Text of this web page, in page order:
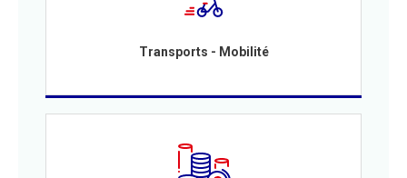
Transports - Mobilité